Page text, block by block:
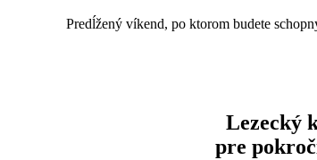
Predĺžený víkend, po ktorom budete
Lezecký
pre
Údaje potrebné na
Vyhlásenie pre
Vyhlásenie na poukázanie